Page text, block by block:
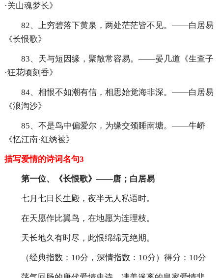
·关山魂梦长》
82、上穷碧落下黄泉，两处茫茫皆不见。——白居易
《长恨歌》
83、天与短因缘，聚散常容易。——晏几道《生查子
·狂花顷刻香》
84、相恨不如潮有信，相思始觉海非深。——白居易
《浪淘沙》
85、不是鸟中偏爱尔，为缘交颈睡南塘。——牛峤
《忆江南·红绣被》
描写爱情的诗词名句3
第一位、《长恨歌》——唐；白居易
七月七日长生殿，夜半无人私语时。
在天愿作比翼鸟，在地愿为连理枝。
天长地久有时尽，此恨绵绵无绝期。
（经典指数：10分，深情指数：10分）得分：10分